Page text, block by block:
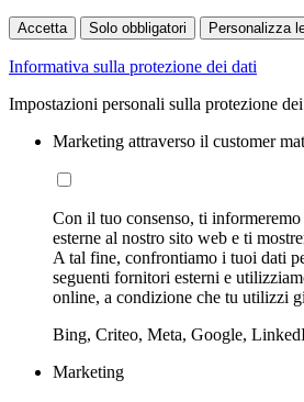
Accetta Solo obbligatori Personalizza
Informativa sulla protezione dei dati
Impostazioni personali sulla protezione
Marketing attraverso il customer
Con il tuo consenso, ti
esterne al nostro sito web e ti
A tal fine, confrontiamo i tuoi dati
seguenti fornitori esterni e
online, a condizione che tu utilizzi
Bing, Criteo, Meta, Google,
Marketing